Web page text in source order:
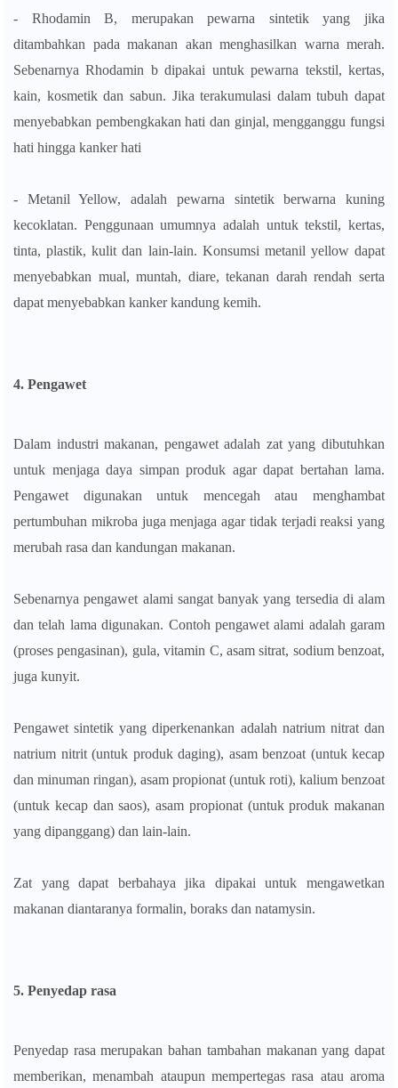
- Rhodamin B, merupakan pewarna sintetik yang jika
ditambahkan pada makanan akan menghasilkan warna merah.
Sebenarnya Rhodamin b dipakai untuk pewarna tekstil, kertas,
kain, kosmetik dan sabun. Jika terakumulasi dalam tubuh dapat
menyebabkan pembengkakan hati dan ginjal, mengganggu fungsi
hati hingga kanker hati
- Metanil Yellow, adalah pewarna sintetik berwarna kuning
kecoklatan. Penggunaan umumnya adalah untuk tekstil, kertas,
tinta, plastik, kulit dan lain-lain. Konsumsi metanil yellow dapat
menyebabkan mual, muntah, diare, tekanan darah rendah serta
dapat menyebabkan kanker kandung kemih.
4. Pengawet
Dalam industri makanan, pengawet adalah zat yang dibutuhkan
untuk menjaga daya simpan produk agar dapat bertahan lama.
Pengawet digunakan untuk mencegah atau menghambat
pertumbuhan mikroba juga menjaga agar tidak terjadi reaksi yang
merubah rasa dan kandungan makanan.
Sebenarnya pengawet alami sangat banyak yang tersedia di alam
dan telah lama digunakan. Contoh pengawet alami adalah garam
(proses pengasinan), gula, vitamin C, asam sitrat, sodium benzoat,
juga kunyit.
Pengawet sintetik yang diperkenankan adalah natrium nitrat dan
natrium nitrit (untuk produk daging), asam benzoat (untuk kecap
dan minuman ringan), asam propionat (untuk roti), kalium benzoat
(untuk kecap dan saos), asam propionat (untuk produk makanan
yang dipanggang) dan lain-lain.
Zat yang dapat berbahaya jika dipakai untuk mengawetkan
makanan diantaranya formalin, boraks dan natamysin.
5. Penyedap rasa
Penyedap rasa merupakan bahan tambahan makanan yang dapat
memberikan, menambah ataupun mempertegas rasa atau aroma